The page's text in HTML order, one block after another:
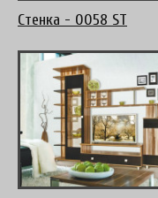
Стенка - 0058 ST